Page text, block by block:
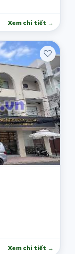
Xem chi tiết →
Xem chi tiết →